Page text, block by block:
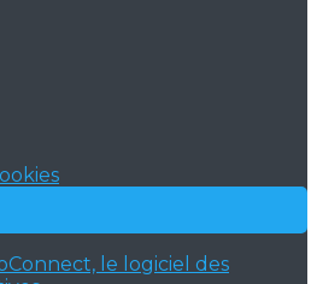
le logiciel des